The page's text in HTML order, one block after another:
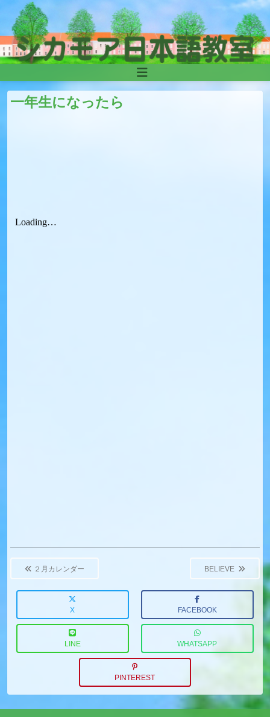
Skip to content
Main
Navigation
一年生になったら
Post
navigation
２月カレンダー BELIEVE
X FACEBOOK
LINE WHATSAPP
PINTEREST